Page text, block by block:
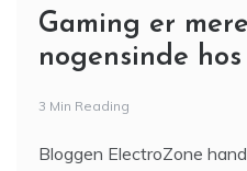
Gaming er
nogensinde
3 Min Reading
Bloggen ElectroZone